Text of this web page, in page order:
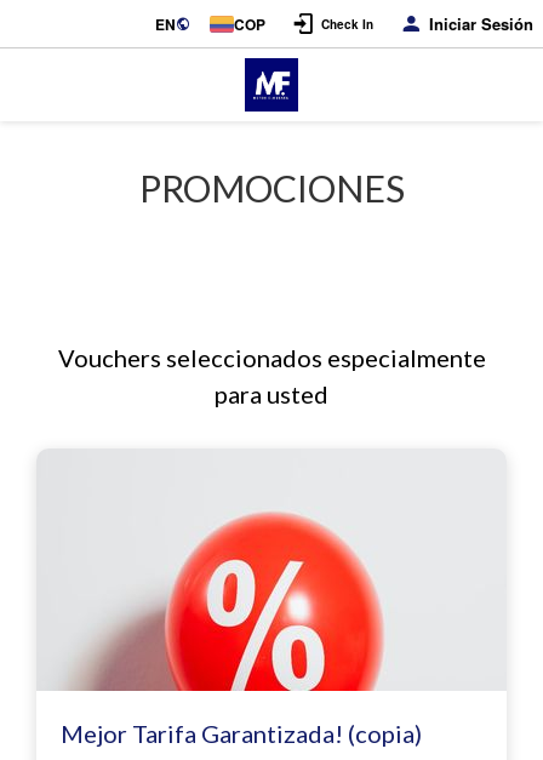
EN COP Check In Iniciar Sesión
PROMOCIONES
Vouchers seleccionados especialmente
para usted
Mejor Tarifa Garantizada! (copia)